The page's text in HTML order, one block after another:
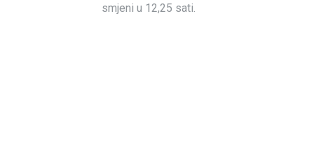
smjeni u 12,25 sati.